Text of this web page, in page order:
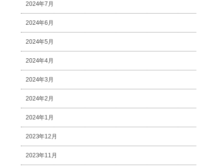
2024年7月
2024年6月
2024年5月
2024年4月
2024年3月
2024年2月
2024年1月
2023年12月
2023年11月